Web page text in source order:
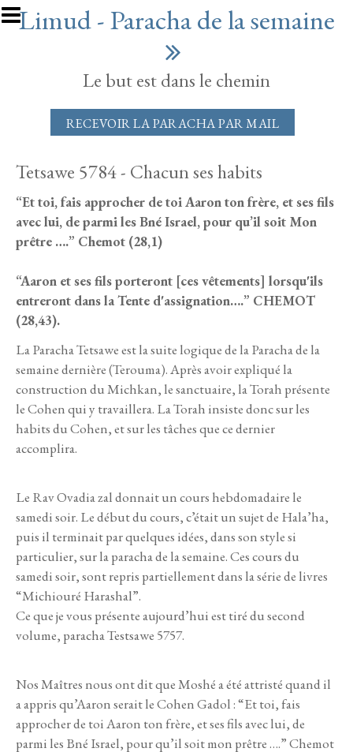
Aller au contenu principal
Limud - Paracha de la semaine
Le but est dans le chemin
RECEVOIR LA PARACHA PAR MAIL
Tetsawe 5784 - Chacun ses habits
“Et toi, fais approcher de toi Aaron ton frère, et ses fils
avec lui, de parmi les Bné Israel, pour qu’il soit Mon
prêtre ….” Chemot (28,1)
“Aaron et ses fils porteront [ces vêtements] lorsqu'ils
entreront dans la Tente d'assignation….” CHEMOT
(28,43).
La Paracha Tetsawe est la suite logique de la Paracha de la
semaine dernière (Terouma). Après avoir expliqué la
construction du Michkan, le sanctuaire, la Torah présente
le Cohen qui y travaillera. La Torah insiste donc sur les
habits du Cohen, et sur les tâches que ce dernier
accomplira.
Le Rav Ovadia zal donnait un cours hebdomadaire le
samedi soir. Le début du cours, c’était un sujet de Hala’ha,
puis il terminait par quelques idées, dans son style si
particulier, sur la paracha de la semaine. Ces cours du
samedi soir, sont repris partiellement dans la série de livres
“Michiouré Harashal”.
Ce que je vous présente aujourd’hui est tiré du second
volume, paracha Testsawe 5757.
Nos Maîtres nous ont dit que Moshé a été attristé quand il
a appris qu’Aaron serait le Cohen Gadol : “Et toi, fais
approcher de toi Aaron ton frère, et ses fils avec lui, de
parmi les Bné Israel, pour qu’il soit mon prêtre ….” Chemot